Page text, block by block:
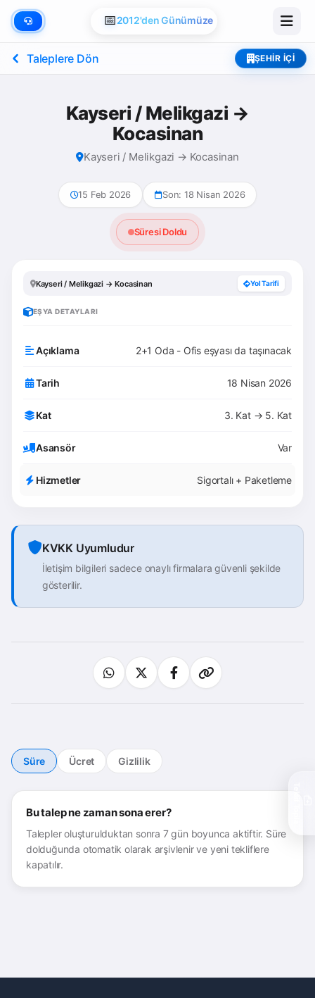
📅2012'den Günümüze
Taleplere Dön ŞEHIR İÇI
Kayseri / Melikgazi →
Kocasinan
Kayseri / Melikgazi → Kocasinan
15 Feb 2026 Son: 18 Nisan 2026
Süresi Doldu
Kayseri / Melikgazi → Kocasinan Yol Tarifi
EŞYA DETAYLARI
Açıklama 2+1 Oda - Ofis eşyası da taşınacak
Tarih 18 Nisan 2026
Kat 3. Kat → 5. Kat
Asansör Var
Hizmetler Sigortalı + Paketleme
KVKK Uyumludur
İletişim bilgileri sadece onaylı firmalara güvenli şekilde
gösterilir.
Süre Ücret Gizlilik
Bu talep ne zaman sona erer?
Talepler oluşturulduktan sonra 7 gün boyunca aktiftir. Süre
dolduğunda otomatik olarak arşivlenir ve yeni tekliflere
kapatılır.